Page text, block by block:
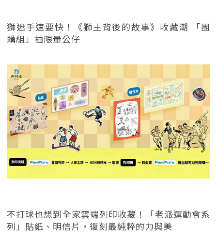
獅迷手速要快！《獅王背後的故事》收藏潮 「團
購組」抽限量公仔
不打球也想到全家雲端列印收藏！「老派運動會系
列」貼紙、明信片，復刻最純粹的力與美